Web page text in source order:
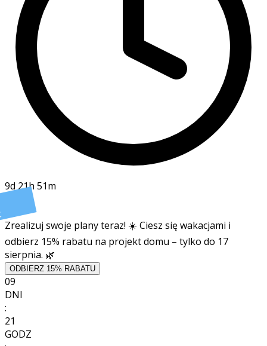
9d 21h 51m
Zrealizuj swoje plany teraz! ☀️ Ciesz się wakacjami i
odbierz 15% rabatu na projekt domu – tylko do 17
sierpnia. 🌿
ODBIERZ 15% RABATU
09
DNI
:
21
GODZ